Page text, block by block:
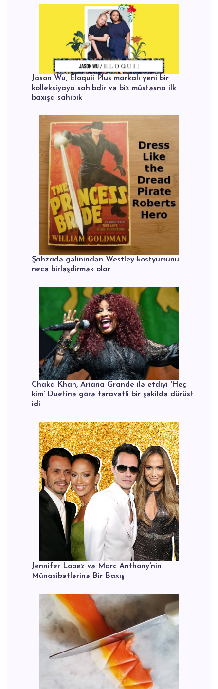
Jason Wu, Eloquii Plus markalı yeni bir
kolleksiyaya sahibdir və biz müstəsna ilk
baxışa sahibik
Şahzadə gəlinindən Westley kostyumunu
necə birləşdirmək olar
Chaka Khan, Ariana Grande ilə etdiyi 'Heç
kim' Duetinə görə təravətli bir şəkildə dürüst
idi
Jennifer Lopez və Marc Anthony'nin
Münasibətlərinə Bir Baxış